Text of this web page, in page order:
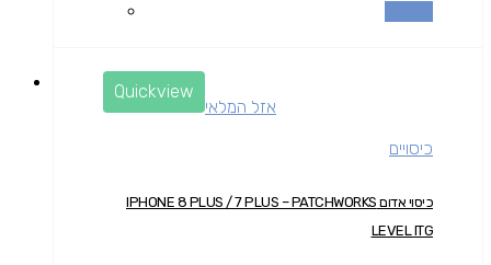
Quickview
אזל המלאי
כיסויים
כיסוי אדום IPHONE 8 PLUS / 7 PLUS – PATCHWORKS
LEVEL ITG